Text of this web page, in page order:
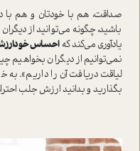
صداقت، هم با خودتان و هم با
باشید، چگونه می‌توانید از
یادآوری می‌کند که احساس
نمی‌توانیم از دیگران بخواهیم
لیاقت دریافت آن را داریم». به
بگذارید و بدانید ارزش جلب